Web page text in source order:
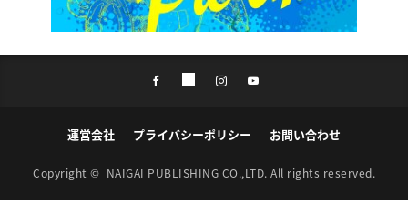
運営会社 プライバシーポリシー お問い合わせ
Copyright © NAIGAI PUBLISHING CO.,LTD. All rights reserved.